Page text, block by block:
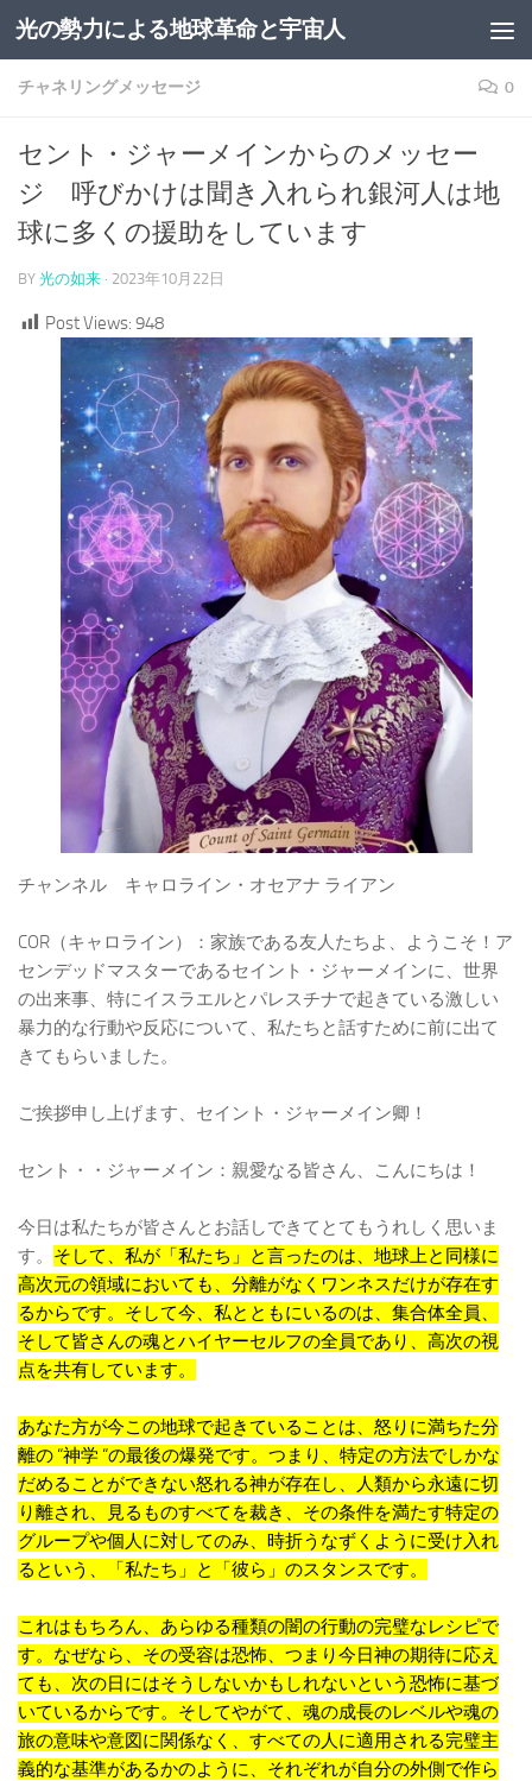
コンテンツへスキップ
光の勢力による地球革命と宇宙人
チャネリングメッセージ 0
セント・ジャーメインからのメッセー
ジ 呼びかけは聞き入れられ銀河人は地
球に多くの援助をしています
BY 光の如来 · 2023年10月22日
Post Views: 948
チャンネル キャロライン・オセアナ ライアン
COR（キャロライン）：家族である友人たちよ、ようこそ！ア
センデッドマスターであるセイント・ジャーメインに、世界
の出来事、特にイスラエルとパレスチナで起きている激しい
暴力的な行動や反応について、私たちと話すために前に出て
きてもらいました。
ご挨拶申し上げます、セイント・ジャーメイン卿！
セント・・ジャーメイン：親愛なる皆さん、こんにちは！
今日は私たちが皆さんとお話しできてとてもうれしく思いま
す。 そして、私が「私たち」と言ったのは、地球上と同様に
高次元の領域においても、分離がなくワンネスだけが存在す
るからです。そして今、私とともにいるのは、集合体全員、
そして皆さんの魂とハイヤーセルフの全員であり、高次の視
点を共有しています。
あなた方が今この地球で起きていることは、怒りに満ちた分
離の “神学 “の最後の爆発です。つまり、特定の方法でしかな
だめることができない怒れる神が存在し、人類から永遠に切
り離され、見るものすべてを裁き、その条件を満たす特定の
グループや個人に対してのみ、時折うなずくように受け入れ
るという、「私たち」と「彼ら」のスタンスです。
これはもちろん、あらゆる種類の闇の行動の完璧なレシピで
す。なぜなら、その受容は恐怖、つまり今日神の期待に応え
ても、次の日にはそうしないかもしれないという恐怖に基づ
いているからです。そしてやがて、魂の成長のレベルや魂の
旅の意味や意図に関係なく、すべての人に適用される完璧主
義的な基準があるかのように、それぞれが自分の外側で作ら